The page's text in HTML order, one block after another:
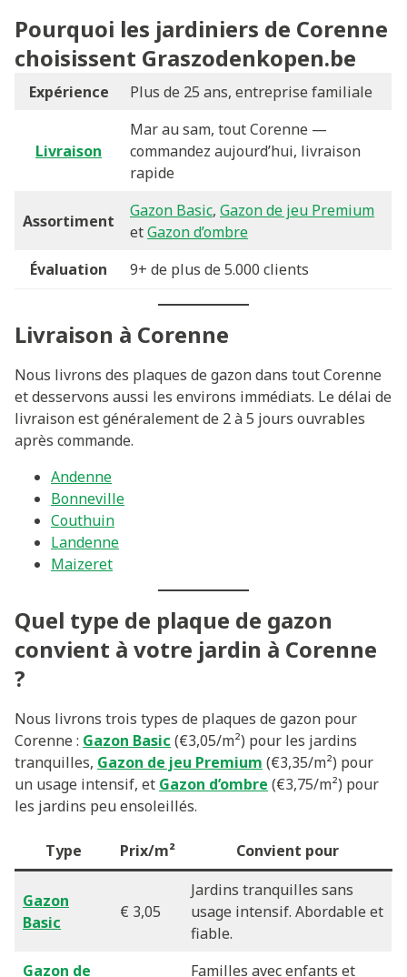
Pourquoi les jardiniers de Corenne
choisissent Graszodenkopen.be
Expérience Plus de 25 ans, entreprise familiale
Livraison
Mar au sam, tout Corenne —
commandez aujourd’hui, livraison
rapide
Assortiment
Gazon Basic, Gazon de jeu Premium
etGazon d’ombre
Évaluation
9+ de plus de 5.000 clients
Livraison à Corenne
Nous livrons des plaques de gazon dans tout Corenne
et desservons aussi les environs immédiats. Le délai de
livraison est généralement de 2 à 5 jours ouvrables
après commande.
Andenne
Bonneville
Couthuin
Landenne
Maizeret
Quel type de plaque de gazon
convient à votre jardin à Corenne
?
Nous livrons trois types de plaques de gazon pour
Corenne : Gazon Basic (€3,05/m²) pour les jardins
tranquilles, Gazon de jeu Premium (€3,35/m²) pour
un usage intensif, et Gazon d’ombre (€3,75/m²) pour
les jardins peu ensoleillés.
Type Prix/m² Convient pour
Gazon
Basic
€ 3,05
Jardins tranquilles sans
usage intensif. Abordable et
fiable.
Gazon de
Familles avec enfants et